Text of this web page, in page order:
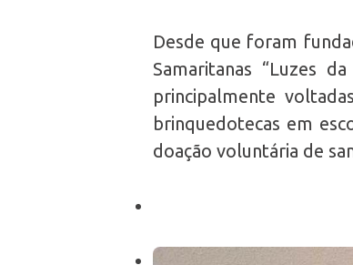
Desde que foram
Samaritanas “Luzes
principalmente
brinquedotecas em
doação voluntária de